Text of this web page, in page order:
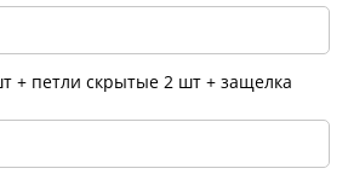
+ петли скрытые 2 шт + защелка